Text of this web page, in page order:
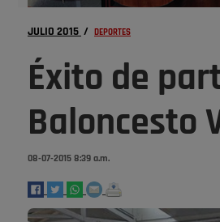
JULIO 2015 / DEPORTES
Éxito de
Baloncesto
08-07-2015 8:39 a.m.